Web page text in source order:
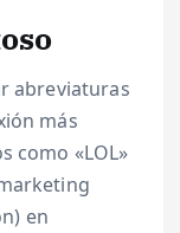
abreviaturas
más
como «LOL»
en